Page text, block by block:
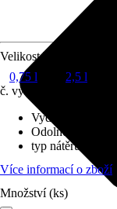
Velikost balení
0,75 l
2,5 l
č. výrobku
Vydatnost při
Odolnost vůči
typ nátěru
Více informací o zboží
Množství (ks)